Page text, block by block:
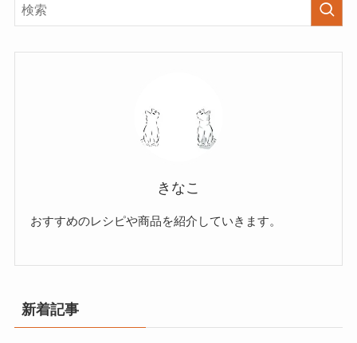
きなこ
おすすめのレシピや商品を紹介していきます。
新着記事